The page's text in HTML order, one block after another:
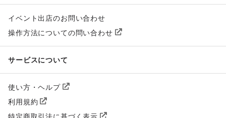
イベント出店のお問い合わせ
操作方法についての問い合わせ
サービスについて
使い方・ヘルプ
利用規約
特定商取引法に基づく表示